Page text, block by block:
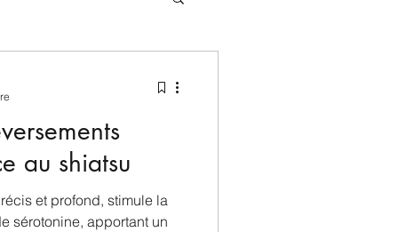
au shiatsu
et profond, stimule la
sérotonine, apportant un